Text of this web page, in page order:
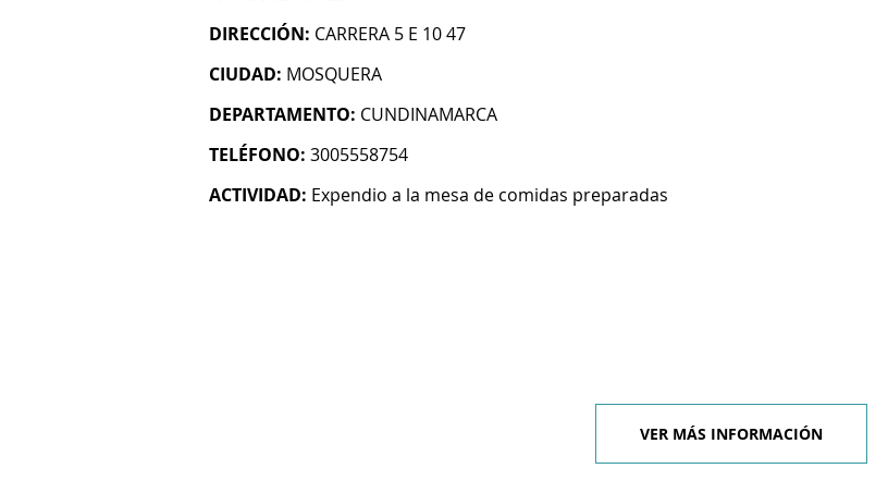
DIRECCIÓN: CARRERA 5 E 10 47
CIUDAD: MOSQUERA
DEPARTAMENTO: CUNDINAMARCA
TELÉFONO: 3005558754
ACTIVIDAD: Expendio a la mesa de comidas preparadas
VER MÁS INFORMACIÓN